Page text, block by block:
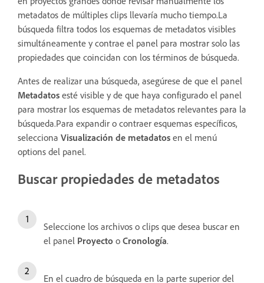
metadatos de múltiples clips llevaría mucho tiempo.La
búsqueda filtra todos los esquemas de metadatos visibles
simultáneamente y contrae el panel para mostrar solo las
propiedades que coincidan con los términos de búsqueda.
Antes de realizar una búsqueda, asegúrese de que el panel
Metadatos esté visible y de que haya configurado el panel
para mostrar los esquemas de metadatos relevantes para la
búsqueda.Para expandir o contraer esquemas específicos,
selecciona Visualización de metadatos en el menú
options del panel.
Buscar propiedades de metadatos
Seleccione los archivos o clips que desea buscar en
el panel Proyecto o Cronología.
En el cuadro de búsqueda en la parte superior del